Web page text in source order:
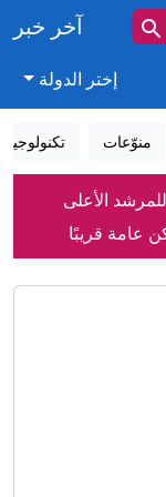
آخر خبر
إختر الدولة
منوّعات تكنولوجيا
الأعلى
عامة قريبًا
مع موسكو